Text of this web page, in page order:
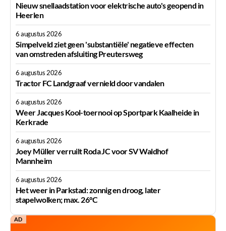
Nieuw snellaadstation voor elektrische auto's geopend in
Heerlen
6 augustus 2026
Simpelveld ziet geen 'substantiële' negatieve effecten
van omstreden afsluiting Preutersweg
6 augustus 2026
Tractor FC Landgraaf vernield door vandalen
6 augustus 2026
Weer Jacques Kool-toernooi op Sportpark Kaalheide in
Kerkrade
6 augustus 2026
Joey Müller verruilt Roda JC voor SV Waldhof
Mannheim
6 augustus 2026
Het weer in Parkstad: zonnig en droog, later
stapelwolken; max. 26°C
AD